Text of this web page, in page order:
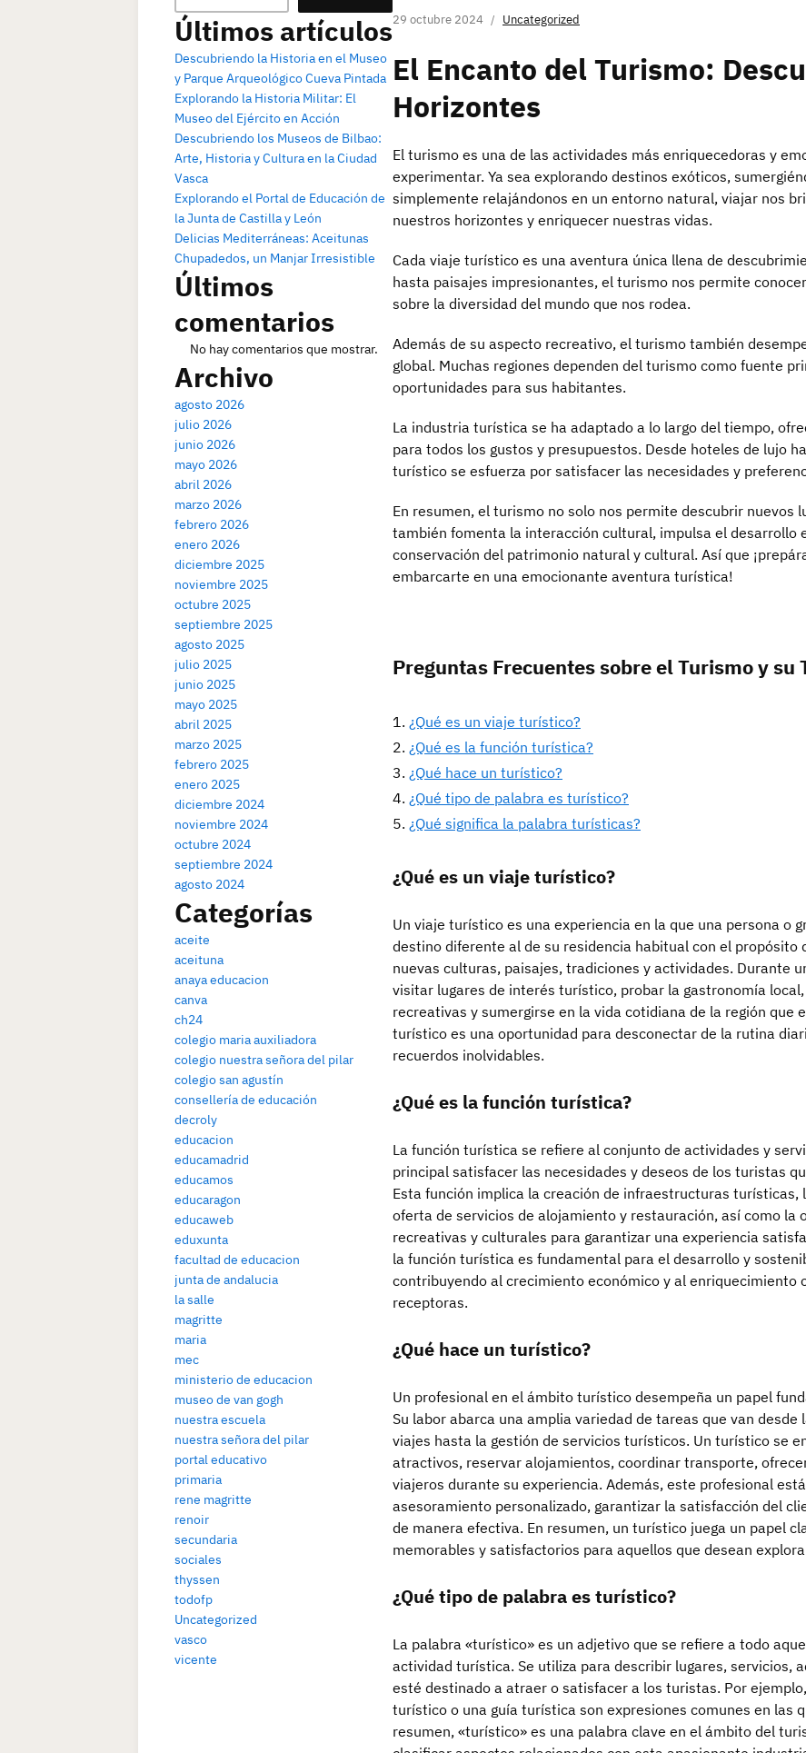
Últimos artículos
Descubriendo la Historia en el Museo
y Parque Arqueológico Cueva Pintada
Explorando la Historia Militar: El
Museo del Ejército en Acción
Descubriendo los Museos de Bilbao:
Arte, Historia y Cultura en la Ciudad
Vasca
Explorando el Portal de Educación de
la Junta de Castilla y León
Delicias Mediterráneas: Aceitunas
Chupadedos, un Manjar Irresistible
Últimos
comentarios
No hay comentarios que mostrar.
Archivo
agosto 2026
julio 2026
junio 2026
mayo 2026
abril 2026
marzo 2026
febrero 2026
enero 2026
diciembre 2025
noviembre 2025
octubre 2025
septiembre 2025
agosto 2025
julio 2025
junio 2025
mayo 2025
abril 2025
marzo 2025
febrero 2025
enero 2025
diciembre 2024
noviembre 2024
octubre 2024
septiembre 2024
agosto 2024
Categorías
aceite
aceituna
anaya educacion
canva
ch24
colegio maria auxiliadora
colegio nuestra señora del pilar
colegio san agustín
consellería de educación
decroly
educacion
educamadrid
educamos
educaragon
educaweb
eduxunta
facultad de educacion
junta de andalucia
la salle
magritte
maria
mec
ministerio de educacion
museo de van gogh
nuestra escuela
nuestra señora del pilar
portal educativo
primaria
rene magritte
renoir
secundaria
sociales
thyssen
todofp
Uncategorized
vasco
vicente
29 octubre 2024 Uncategorized
El Encanto del Turismo:
Horizontes
El turismo es una de las actividades más enriquecedoras y
experimentar. Ya sea explorando destinos exóticos,
simplemente relajándonos en un entorno natural, viajar nos
nuestros horizontes y enriquecer nuestras vidas.
Cada viaje turístico es una aventura única llena de
hasta paisajes impresionantes, el turismo nos permite
sobre la diversidad del mundo que nos rodea.
Además de su aspecto recreativo, el turismo también
global. Muchas regiones dependen del turismo como fuente
oportunidades para sus habitantes.
La industria turística se ha adaptado a lo largo del tiempo,
para todos los gustos y presupuestos. Desde hoteles de lujo
turístico se esfuerza por satisfacer las necesidades y
En resumen, el turismo no solo nos permite descubrir nuevos
también fomenta la interacción cultural, impulsa el desarrollo
conservación del patrimonio natural y cultural. Así que
embarcarte en una emocionante aventura turística!
Preguntas Frecuentes sobre el Turismo y su
¿Qué es un viaje turístico?
¿Qué es la función turística?
¿Qué hace un turístico?
¿Qué tipo de palabra es turístico?
¿Qué significa la palabra turísticas?
¿Qué es un viaje turístico?
Un viaje turístico es una experiencia en la que una persona o
destino diferente al de su residencia habitual con el propósito
nuevas culturas, paisajes, tradiciones y actividades. Durante
visitar lugares de interés turístico, probar la gastronomía
recreativas y sumergirse en la vida cotidiana de la región que
turístico es una oportunidad para desconectar de la rutina
recuerdos inolvidables.
¿Qué es la función turística?
La función turística se refiere al conjunto de actividades y
principal satisfacer las necesidades y deseos de los turistas
Esta función implica la creación de infraestructuras
oferta de servicios de alojamiento y restauración, así como la
recreativas y culturales para garantizar una experiencia
la función turística es fundamental para el desarrollo y
contribuyendo al crecimiento económico y al enriquecimiento
receptoras.
¿Qué hace un turístico?
Un profesional en el ámbito turístico desempeña un papel
Su labor abarca una amplia variedad de tareas que van desde
viajes hasta la gestión de servicios turísticos. Un turístico se
atractivos, reservar alojamientos, coordinar transporte,
viajeros durante su experiencia. Además, este profesional
asesoramiento personalizado, garantizar la satisfacción del
de manera efectiva. En resumen, un turístico juega un papel
memorables y satisfactorios para aquellos que desean
¿Qué tipo de palabra es turístico?
La palabra «turístico» es un adjetivo que se refiere a todo
actividad turística. Se utiliza para describir lugares, servicios,
esté destinado a atraer o satisfacer a los turistas. Por
turístico o una guía turística son expresiones comunes en las
resumen, «turístico» es una palabra clave en el ámbito del